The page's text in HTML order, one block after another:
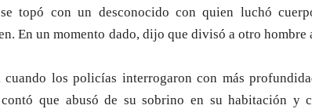
topó con un desconocido con quien luchó
En un momento dado, dijo que divisó a otro hombre
cuando los policías interrogaron con más
que abusó de su sobrino en su habitación y